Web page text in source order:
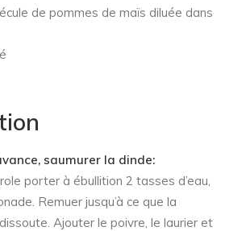
de pommes de maïs diluée dans
saumurer la dinde:
porter à ébullition 2 tasses d’eau,
Remuer jusqu’à ce que la
Ajouter le poivre, le laurier et